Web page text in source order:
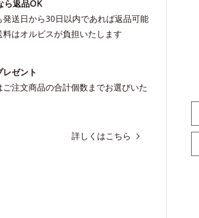
ら返品OK
発送日から30日以内であれば返品可能
はオルビスが負担いたします
ゼント
ご注文商品の合計個数までお選びいた
詳しくはこちら